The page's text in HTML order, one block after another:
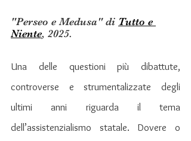
"Perseo e Medusa" di Tutto e
Niente, 2025.
Una delle questioni più dibattute,
controverse e strumentalizzate degli
ultimi anni riguarda il tema
dell’assistenzialismo statale. Dovere o